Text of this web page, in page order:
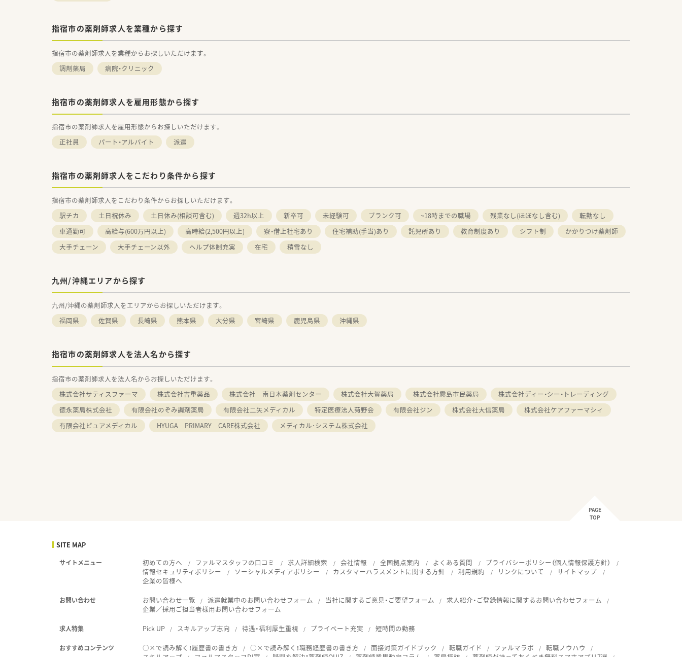
指宿市の薬剤師求人を業種から探す
指宿市の薬剤師求人を業種からお探しいただけます。
調剤薬局
病院・クリニック
指宿市の薬剤師求人を雇用形態から探す
指宿市の薬剤師求人を雇用形態からお探しいただけます。
正社員
パート・アルバイト 派遣
指宿市の薬剤師求人をこだわり条件から探す
指宿市の薬剤師求人をこだわり条件からお探しいただけます。
駅チカ
土日祝休み 土日休み(相談可含む) 週32h以上 新卒可 未経験可 ブランク可 ~18時までの職場 残業なし(ほぼなし含む)
転勤なし
車通勤可
高給与(600万円以上) 高時給(2,500円以上) 寮・借上社宅あり 住宅補助(手当)あり 託児所あり 教育制度あり シフト制
かかりつけ薬剤師
大手チェーン
大手チェーン以外 ヘルプ体制充実 在宅 積雪なし
九州/沖縄エリアから探す
九州/沖縄の薬剤師求人をエリアからお探しいただけます。
福岡県
佐賀県 長崎県 熊本県 大分県 宮崎県 鹿児島県 沖縄県
指宿市の薬剤師求人を法人名から探す
指宿市の薬剤師求人を法人名からお探しいただけます。
株式会社サティスファーマ
株式会社吉重薬品 株式会社 南日本薬剤センター 株式会社大賀薬局 株式会社霧島市民薬局
株式会社ディー・シー・トレーディング
徳永薬局株式会社
有限会社のぞみ調剤薬局 有限会社二矢メディカル 特定医療法人菊野会 有限会社ジン 株式会社大信薬局
株式会社ケアファーマシィ
有限会社ピュアメディカル
HYUGA PRIMARY CARE株式会社 メディカル･システム株式会社
PAGE
TOP
SITE MAP
サイトメニュー 初めての方へ ファルマスタッフの口コミ 求人詳細検索 会社情報 全国拠点案内 よくある質問
プライバシーポリシー（個人情報保護方針）
情報セキュリティポリシー
ソーシャルメディアポリシー カスタマーハラスメントに関する方針 利用規約 リンクについて
サイトマップ
企業の皆様へ
お問い合わせ お問い合わせ一覧 派遣就業中のお問い合わせフォーム 当社に関するご意見・ご要望フォーム
求人紹介・ご登録情報に関するお問い合わせフォーム
企業／採用ご担当者様用お問い合わせフォーム
求人特集 Pick UP スキルアップ志向 待遇・福利厚生重視 プライベート充実 短時間の勤務
おすすめコンテンツ ○×で読み解く！履歴書の書き方 ○×で読み解く！職務経歴書の書き方 面接対策ガイドブック 転職ガイド ファルマラボ
転職ノウハウ